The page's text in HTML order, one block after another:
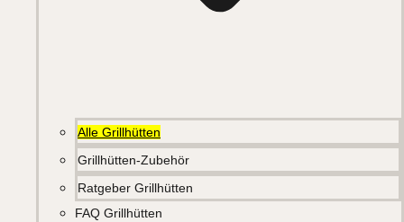
Alle Grillhütten
Grillhütten-Zubehör
Ratgeber Grillhütten
FAQ Grillhütten